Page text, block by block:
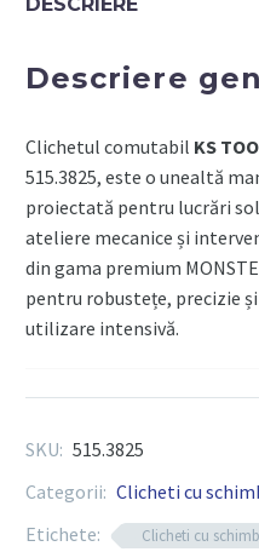
Descriere
Clichetul comutabil KS
515.3825, este o unealtă
proiectată pentru lucrări
ateliere mecanice și
din gama premium
pentru robustețe, precizie
utilizare intensivă.
Tip unealtă:clichet
Dimensiune pătrat
SKU: 515.3825
Categorii: Clicheti cu
Etichete:
Clicheti cu